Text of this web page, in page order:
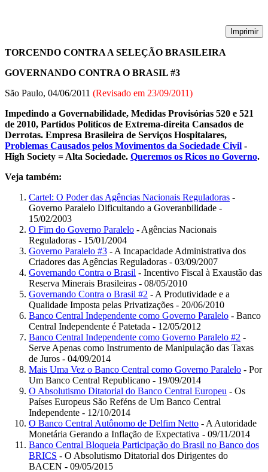
Imprimir
TORCENDO CONTRA A SELEÇÃO BRASILEIRA
GOVERNANDO CONTRA O BRASIL #3
São Paulo, 04/06/2011 (Revisado em 23/09/2011)
Impedindo a Governabilidade, Medidas Provisórias 520 e 521
de 2010, Partidos Políticos de Extrema-direita Cansados de
Derrotas. Empresa Brasileira de Serviços Hospitalares,
Problemas Causados pelos Movimentos da Sociedade Civil -
High Society = Alta Sociedade. Queremos os Ricos no Governo.
Veja também:
Cartel: O Poder das Agências Nacionais Reguladoras -
Governo Paralelo Dificultando a Goveranbilidade -
15/02/2003
O Fim do Governo Paralelo - Agências Nacionais
Reguladoras - 15/01/2004
Governo Paralelo #3 - A Incapacidade Administrativa dos
Criadores das Agências Reguladoras - 03/09/2007
Governando Contra o Brasil - Incentivo Fiscal à Exaustão das
Reserva Minerais Brasileiras - 08/05/2010
Governando Contra o Brasil #2 - A Produtividade e a
Qualidade Imposta pelas Privatizações - 20/06/2010
Banco Central Independente como Governo Paralelo - Banco
Central Independente é Patetada - 12/05/2012
Banco Central Independente como Governo Paralelo #2 -
Serve Apenas como Instrumento de Manipulação das Taxas
de Juros - 04/09/2014
Mais Uma Vez o Banco Central como Governo Paralelo - Por
Um Banco Central Republicano - 19/09/2014
O Absolutismo Ditatorial do Banco Central Europeu - Os
Países Europeus São Reféns de Um Banco Central
Independente - 12/10/2014
O Banco Central Autônomo de Delfim Netto - A Autoridade
Monetária Gerando a Inflação de Expectativa - 09/11/2014
Banco Central Bloqueia Participação do Brasil no Banco dos
BRICS - O Absolutismo Ditatorial dos Dirigentes do
BACEN - 09/05/2015